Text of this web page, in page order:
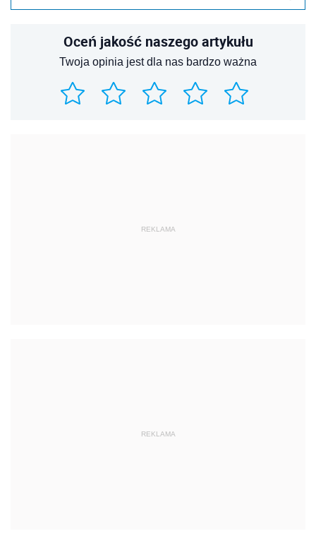
Oceń jakość naszego artykułu
Twoja opinia jest dla nas bardzo ważna
REKLAMA
REKLAMA